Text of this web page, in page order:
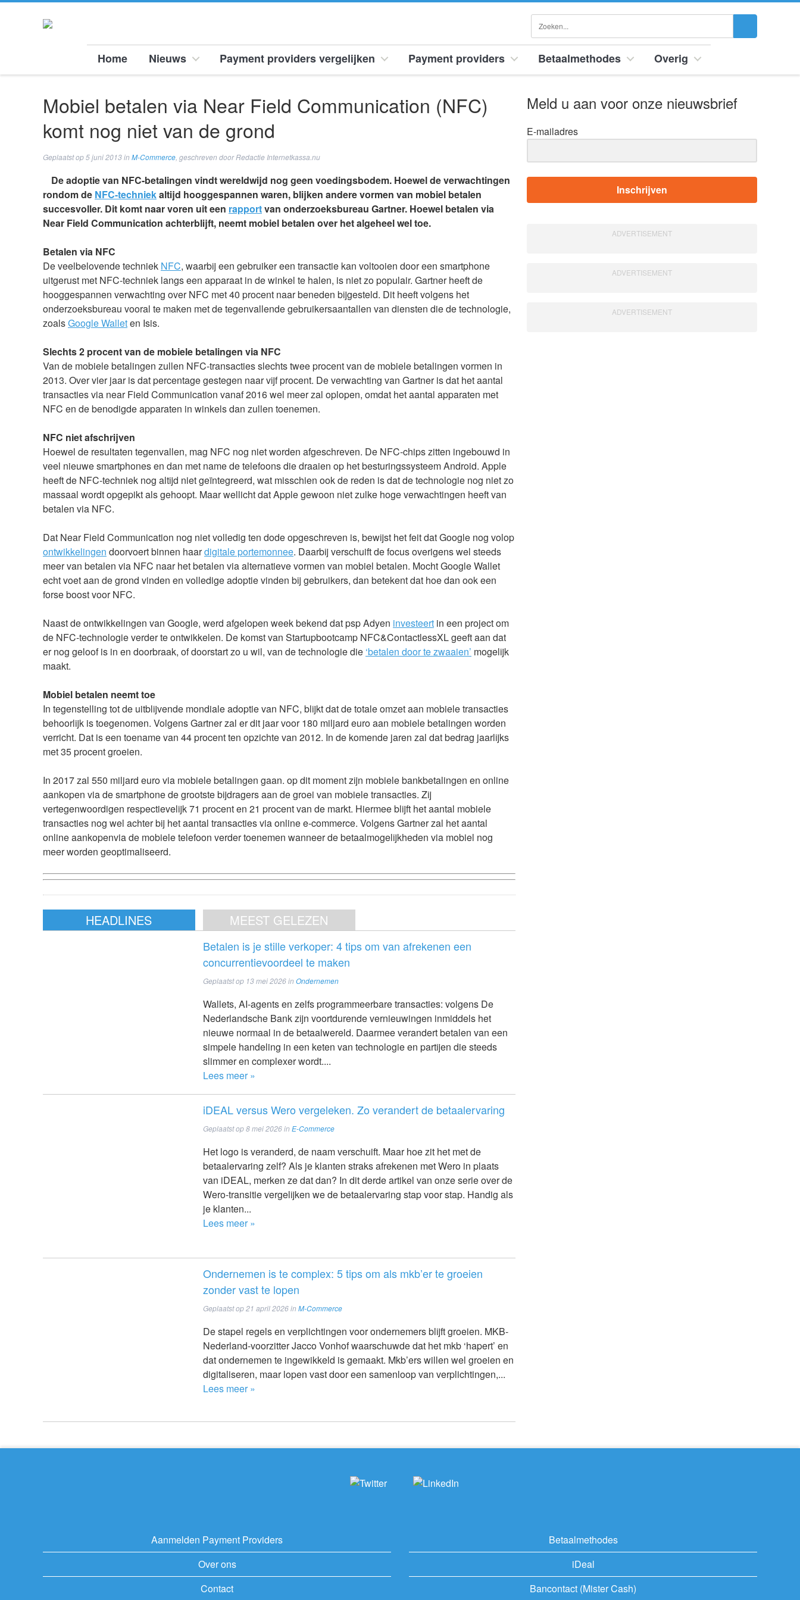
Home Nieuws Payment providers vergelijken Payment providers Betaalmethodes Overig
Mobiel betalen via Near Field Communication (NFC)
komt nog niet van de grond
Geplaatst op5 juni 2013in M-Commerce , geschreven door Redactie Internetkassa.nu
De adoptie van NFC-betalingen vindt wereldwijd nog geen voedingsbodem. Hoewel de verwachtingen
rondom de NFC-techniekaltijd hooggespannen waren, blijken andere vormen van mobiel betalen
succesvoller. Dit komt naar voren uit een rapportvan onderzoeksbureau Gartner. Hoewel betalen via
Near Field Communication achterblijft, neemt mobiel betalen over het algeheel wel toe.
Betalen via NFC
De veelbelovende techniek NFC, waarbij een gebruiker een transactie kan voltooien door een smartphone
uitgerust met NFC-techniek langs een apparaat in de winkel te halen, is niet zo populair. Gartner heeft de
hooggespannen verwachting over NFC met 40 procent naar beneden bijgesteld. Dit heeft volgens het
onderzoeksbureau vooral te maken met de tegenvallende gebruikersaantallen van diensten die de technologie,
zoalsGoogle Walleten Isis.
Slechts 2 procent van de mobiele betalingen via NFC
Van de mobiele betalingen zullen NFC-transacties slechts twee procent van de mobiele betalingen vormen in
2013. Over vier jaar is dat percentage gestegen naar vijf procent. De verwachting van Gartner is dat het aantal
transacties via near Field Communication vanaf 2016 wel meer zal oplopen, omdat het aantal apparaten met
NFC en de benodigde apparaten in winkels dan zullen toenemen.
NFC niet afschrijven
Hoewel de resultaten tegenvallen, mag NFC nog niet worden afgeschreven. De NFC-chips zitten ingebouwd in
veel nieuwe smartphones en dan met name de telefoons die draaien op het besturingssysteem Android. Apple
heeft de NFC-techniek nog altijd niet geïntegreerd, wat misschien ook de reden is dat de technologie nog niet zo
massaal wordt opgepikt als gehoopt. Maar wellicht dat Apple gewoon niet zulke hoge verwachtingen heeft van
betalen via NFC.
Dat Near Field Communication nog niet volledig ten dode opgeschreven is, bewijst het feit dat Google nog volop
ontwikkelingen doorvoert binnen haardigitale portemonnee. Daarbij verschuift de focus overigens wel steeds
meer van betalen via NFC naar het betalen via alternatieve vormen van mobiel betalen. Mocht Google Wallet
echt voet aan de grond vinden en volledige adoptie vinden bij gebruikers, dan betekent dat hoe dan ook een
forse boost voor NFC.
Naast de ontwikkelingen van Google, werd afgelopen week bekend dat psp Adyen investeert in een project om
de NFC-technologie verder te ontwikkelen. De komst van Startupbootcamp NFC&ContactlessXL geeft aan dat
er nog geloof is in en doorbraak, of doorstart zo u wil, van de technologie die ‘betalen door te zwaaien’ mogelijk
maakt.
Mobiel betalen neemt toe
In tegenstelling tot de uitblijvende mondiale adoptie van NFC, blijkt dat de totale omzet aan mobiele transacties
behoorlijk is toegenomen. Volgens Gartner zal er dit jaar voor 180 miljard euro aan mobiele betalingen worden
verricht. Dat is een toename van 44 procent ten opzichte van 2012. In de komende jaren zal dat bedrag jaarlijks
met 35 procent groeien.
In 2017 zal 550 miljard euro via mobiele betalingen gaan. op dit moment zijn mobiele bankbetalingen en online
aankopen via de smartphone de grootste bijdragers aan de groei van mobiele transacties. Zij
vertegenwoordigen respectievelijk 71 procent en 21 procent van de markt. Hiermee blijft het aantal mobiele
transacties nog wel achter bij het aantal transacties via online e-commerce. Volgens Gartner zal het aantal
online aankopenvia de mobiele telefoon verder toenemen wanneer de betaalmogelijkheden via mobiel nog
meer worden geoptimaliseerd.
HEADLINES MEEST GELEZEN
Betalen is je stille verkoper: 4 tips om van afrekenen een
concurrentievoordeel te maken
Geplaatst op 13 mei 2026in Ondernemen
Wallets, AI-agents en zelfs programmeerbare transacties: volgens De
Nederlandsche Bank zijn voortdurende vernieuwingen inmiddels het
nieuwe normaal in de betaalwereld. Daarmee verandert betalen van een
simpele handeling in een keten van technologie en partijen die steeds
slimmer en complexer wordt....
Lees meer »
iDEAL versus Wero vergeleken. Zo verandert de betaalervaring
Geplaatst op8 mei 2026in E-Commerce
Het logo is veranderd, de naam verschuift. Maar hoe zit het met de
betaalervaring zelf? Als je klanten straks afrekenen met Wero in plaats
van iDEAL, merken ze dat dan? In dit derde artikel van onze serie over de
Wero-transitie vergelijken we de betaalervaring stap voor stap. Handig als
je klanten...
Lees meer »
Ondernemen is te complex: 5 tips om als mkb’er te groeien
zonder vast te lopen
Geplaatst op21 april 2026in M-Commerce
De stapel regels en verplichtingen voor ondernemers blijft groeien. MKB-
Nederland-voorzitter Jacco Vonhof waarschuwde dat het mkb ‘hapert’ en
dat ondernemen te ingewikkeld is gemaakt. Mkb’ers willen wel groeien en
digitaliseren, maar lopen vast door een samenloop van verplichtingen,...
Lees meer »
Meld u aan voor onze nieuwsbrief
E-mailadres
Inschrijven
Aanmelden Payment Providers
Over ons
Contact
Betaalmethodes
iDeal
Bancontact (Mister Cash)